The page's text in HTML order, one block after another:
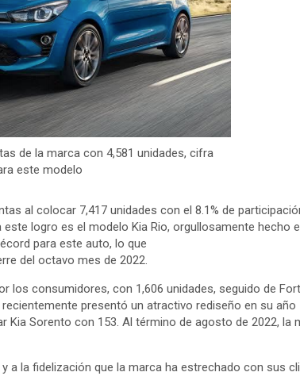
de la marca con 4,581 unidades, cifra
este modelo
al colocar 7,417 unidades con el 8.1% de
logro es el modelo Kia Rio, orgullosamente hecho
para este auto, lo que
del octavo mes de 2022.
los consumidores, con 1,606 unidades, seguido de
presentó un atractivo rediseño en su año
Kia Sorento con 153. Al término de agosto de 2022, la
a la fidelización que la marca ha estrechado con sus